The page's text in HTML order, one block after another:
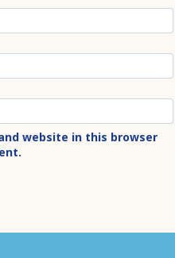
website in this browser